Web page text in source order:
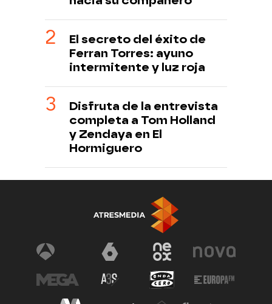
El secreto del éxito de
Ferran Torres: ayuno
intermitente y luz roja
Disfruta de la entrevista
completa a Tom Holland
y Zendaya en El
Hormiguero